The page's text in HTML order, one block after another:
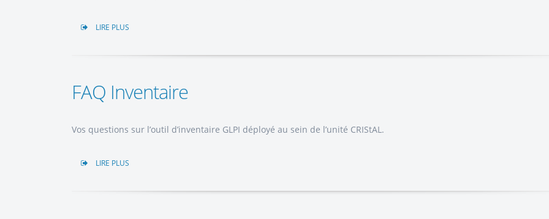
LIRE PLUS
FAQ Inventaire
Vos questions sur l’outil d’inventaire GLPI déployé au sein de l’unité CRIStAL.
LIRE PLUS